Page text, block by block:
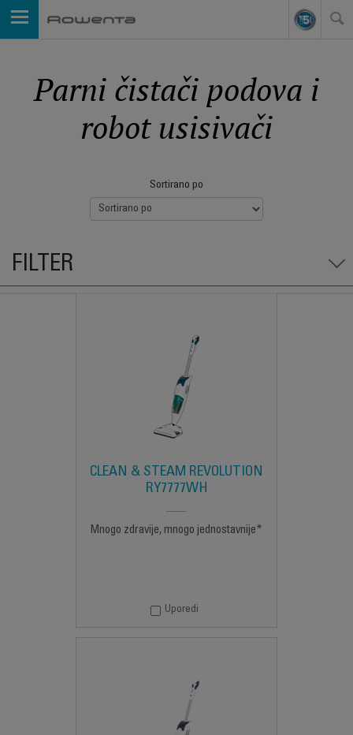
Parni čistači podova i
robot usisivači
Sortirano po
FILTER
CLEAN & STEAM REVOLUTION
RY7777WH
Mnogo zdravije, mnogo jednostavnije*
Uporedi